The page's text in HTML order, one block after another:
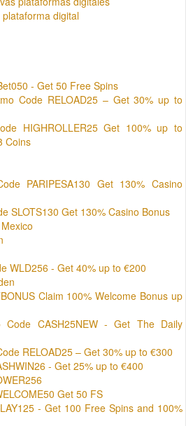
digital
- Get 50 Free Spins
Code RELOAD25 – Get 30% up to
HIGHROLLER25 Get 100% up to
Coins
PARIPESA130 Get 130% Casino
SLOTS130 Get 130% Casino Bonus
WLD256 - Get 40% up to €200
Claim 100% Welcome Bonus up
Code CASH25NEW - Get The Daily
RELOAD25 – Get 30% up to €300
- Get 25% up to €400
Get 50 FS
- Get 100 Free Spins and 100%